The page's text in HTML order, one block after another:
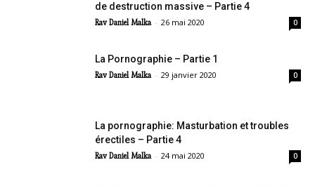
de destruction massive – Partie 4
Rav Daniel Malka - 26 mai 2020 0
La Pornographie – Partie 1
Rav Daniel Malka - 29 janvier 2020 0
La pornographie: Masturbation et troubles
érectiles – Partie 4
Rav Daniel Malka - 24 mai 2020 0